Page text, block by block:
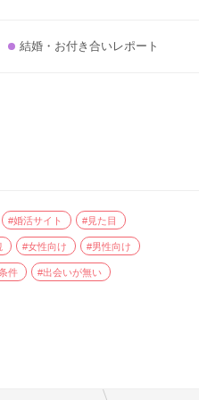
結婚・お付き合いレポート
#婚活サイト #見た目
#女性向け #男性向け
件 #出会いが無い